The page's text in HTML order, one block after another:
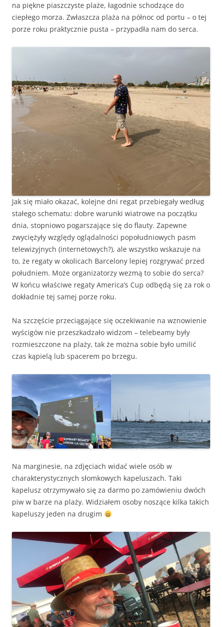
na piękne piaszczyste plaże, łagodnie schodzące do
ciepłego morza. Zwłaszcza plaża na północ od portu – o tej
porze roku praktycznie pusta – przypadła nam do serca.
Jak się miało okazać, kolejne dni regat przebiegały według
stałego schematu: dobre warunki wiatrowe na początku
dnia, stopniowo pogarszające się do flauty. Zapewne
zwyciężyły względy oglądalności popołudniowych pasm
telewizyjnych (internetowych?), ale wszystko wskazuje na
to, że regaty w okolicach Barcelony lepiej rozgrywać przed
południem. Może organizatorzy wezmą to sobie do serca?
W końcu właściwe regaty America’s Cup odbędą się za rok o
dokładnie tej samej porze roku.
Na szczęście przeciągające się oczekiwanie na wznowienie
wyścigów nie przeszkadzało widzom – telebeamy były
rozmieszczone na plaży, tak że można sobie było umilić
czas kąpielą lub spacerem po brzegu.
Na marginesie, na zdjęciach widać wiele osób w
charakterystycznych słomkowych kapeluszach. Taki
kapelusz otrzymywało się za darmo po zamówieniu dwóch
piw w barze na plaży. Widziałem osoby noszące kilka takich
kapeluszy jeden na drugim